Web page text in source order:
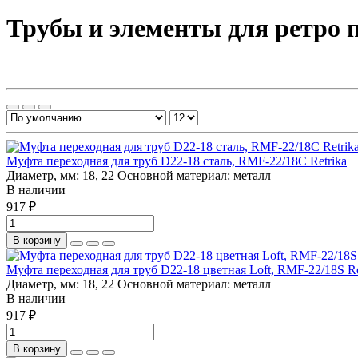
Трубы и элементы для ретро
Муфта переходная для труб D22-18 сталь, RMF-22/18C Retrika
Диаметр, мм: 18, 22 Основной материал: металл
В наличии
917 ₽
В корзину
Муфта переходная для труб D22-18 цветная Loft, RMF-22/18S
Диаметр, мм: 18, 22 Основной материал: металл
В наличии
917 ₽
В корзину